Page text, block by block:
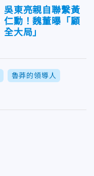
吳東亮親自聯繫黃
仁勳！魏董曝「顧
全大局」
魯莽的領導人